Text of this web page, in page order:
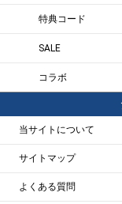
特典コード
SALE
コラボ
当サイトについて
サイトマップ
よくある質問